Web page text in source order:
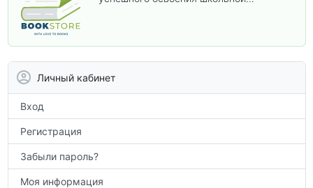
по предметам.
Личный кабинет
Вход
Регистрация
Забыли пароль?
Моя информация